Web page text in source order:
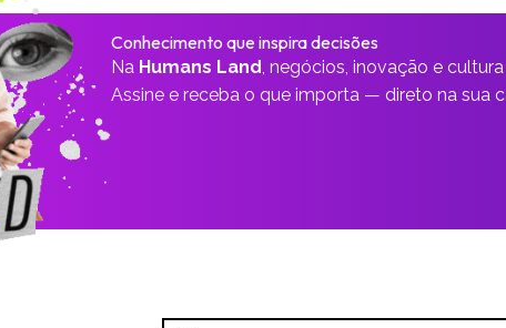
Conhecimento que inspira decisões
Na Humans Land negócios, inovação e
Assine e receba o que importa — direto na sua